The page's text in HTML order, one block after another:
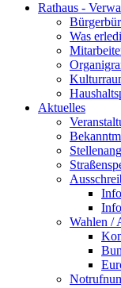
Rathaus -
Was
Aktuelles
Wahlen /